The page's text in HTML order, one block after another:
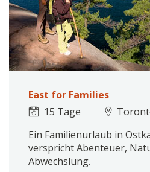
East for Families
15 Tage
Ein Familienurlaub in
verspricht Abenteuer,
Abwechslung.